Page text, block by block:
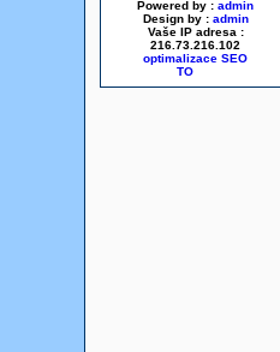
Powered by : admin
Design by : admin
Vaše IP adresa :
216.73.216.102
optimalizace SEO